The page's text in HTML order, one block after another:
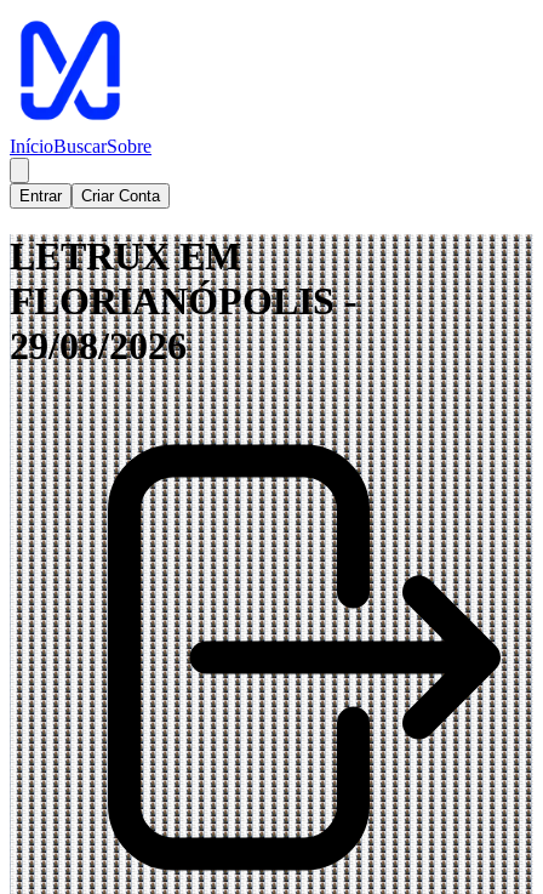
InícioBuscarSobre
Entrar Criar Conta
LETRUX EM
FLORIANÓPOLIS -
29/08/2026